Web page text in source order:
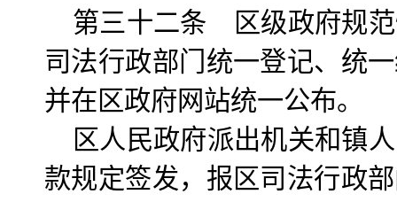
第三十二条 区级政府规
司法行政部门统一登记、统
并在区政府网站统一公布。
区人民政府派出机关和镇
款规定签发，报区司法行政